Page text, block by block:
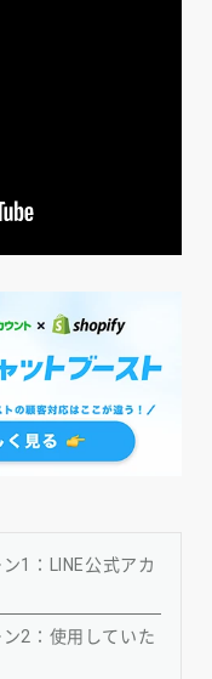
1：LINE公式アカ
ン2：使用していた